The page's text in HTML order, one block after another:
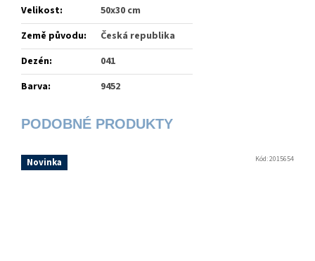
Velikost:
50x30 cm
Země původu:
Česká republika
Dezén:
041
Barva: 9452
Novinka Kód:2015654